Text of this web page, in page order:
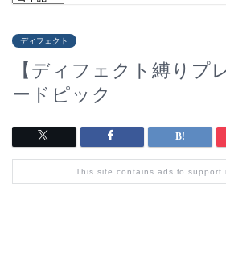
ディフェクト
【ディフェクト縛りプ
ードピック
This site contains ads to support